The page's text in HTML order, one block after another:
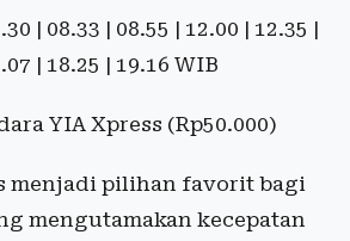
| 08.33 | 08.55 | 12.00 | 12.35 |
| 18.25 | 19.16 WIB
YIA Xpress (Rp50.000)
menjadi pilihan favorit bagi
mengutamakan kecepatan